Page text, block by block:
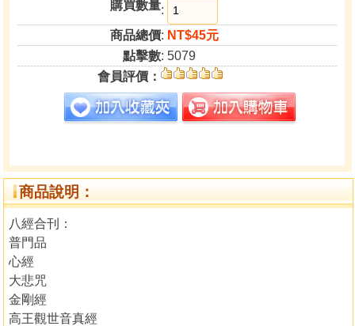
購買數量:
商品總價: NT$45元
點擊數: 5079
會員評價：
商品說明：
八經合刊：
普門品
心經
大悲咒
金剛經
高王觀世音真經